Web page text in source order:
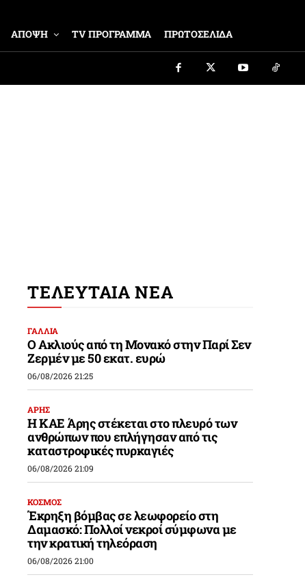
ΑΠΟΨΗ TV ΠΡΟΓΡΑΜΜΑ ΠΡΩΤΟΣΕΛΙΔΑ
ΤΕΛΕΥΤΑΙΑ ΝΕΑ
ΓΑΛΛΙΑ
Ο Ακλιούς από τη Μονακό στην Παρί Σεν
Ζερμέν με 50 εκατ. ευρώ
06/08/2026 21:25
ΑΡΗΣ
Η ΚΑΕ Άρης στέκεται στο πλευρό των
ανθρώπων που επλήγησαν από τις
καταστροφικές πυρκαγιές
06/08/2026 21:09
ΚΟΣΜΟΣ
Έκρηξη βόμβας σε λεωφορείο στη
Δαμασκό: Πολλοί νεκροί σύμφωνα με
την κρατική τηλεόραση
06/08/2026 21:00